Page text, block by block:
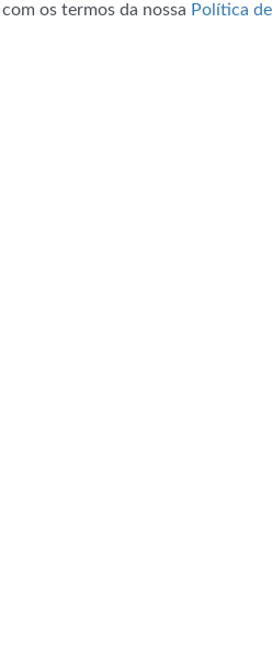
os termos da nossa Política